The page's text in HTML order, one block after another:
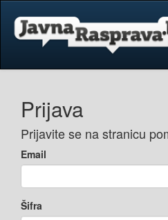
Prijava
Prijavite se na stranicu
Email
Šifra